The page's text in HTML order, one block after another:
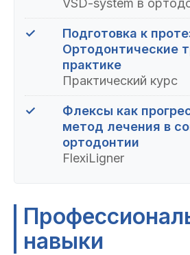
VSD-system в
✓
Подготовка к
Ортодонтические
практике
Практический курс
✓
Флексы как
метод лечения в
ортодонтии
FlexiLigner
навыки